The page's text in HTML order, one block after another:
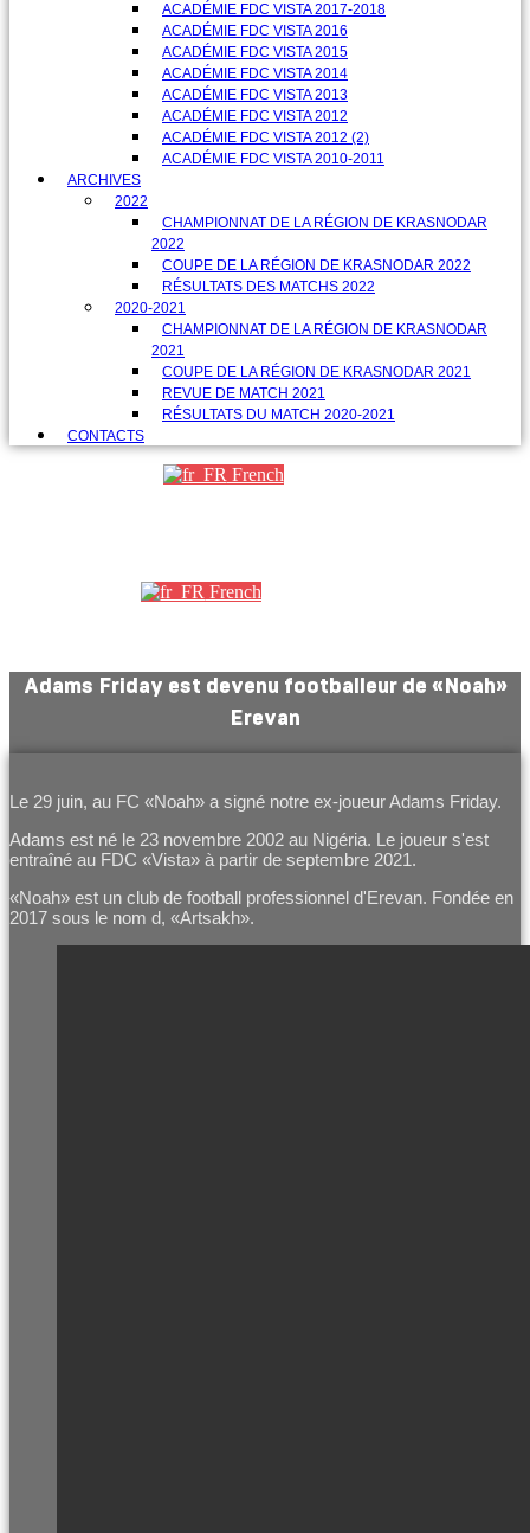
ACADÉMIE FDC VISTA 2017-2018
ACADÉMIE FDC VISTA 2016
ACADÉMIE FDC VISTA 2015
ACADÉMIE FDC VISTA 2014
ACADÉMIE FDC VISTA 2013
ACADÉMIE FDC VISTA 2012
ACADÉMIE FDC VISTA 2012 (2)
ACADÉMIE FDC VISTA 2010-2011
ARCHIVES
2022
CHAMPIONNAT DE LA RÉGION DE KRASNODAR
2022
COUPE DE LA RÉGION DE KRASNODAR 2022
RÉSULTATS DES MATCHS 2022
2020-2021
CHAMPIONNAT DE LA RÉGION DE KRASNODAR
2021
COUPE DE LA RÉGION DE KRASNODAR 2021
REVUE DE MATCH 2021
RÉSULTATS DU MATCH 2020-2021
CONTACTS
French
French
Adams Friday est devenu footballeur de «Noah»
Erevan
Le 29 juin, au FC «Noah» a signé notre ex-joueur Adams Friday.
Adams est né le 23 novembre 2002 au Nigéria. Le joueur s'est
entraîné au FDC «Vista» à partir de septembre 2021.
«Noah» est un club de football professionnel d'Erevan. Fondée en
2017 sous le nom d, «Artsakh».